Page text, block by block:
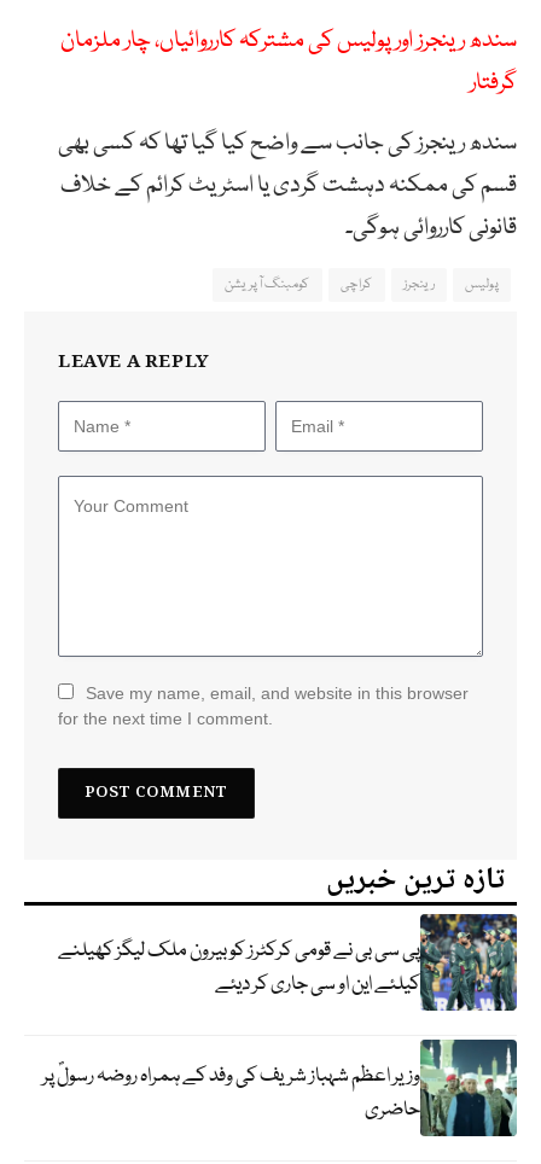
سندھ رینجرز اور پولیس کی مشترکہ کارروائیاں، چار ملزمان
گرفتار
سندھ رینجرز کی جانب سے واضح کیا گیا تھا کہ کسی بھی
قسم کی ممکنہ دہشت گردی یا اسٹریٹ کرائم کے خلاف
قانونی کارروائی ہوگی۔
پولیس رینجرز کراچی کومبنگ آپریشن
LEAVE A REPLY
Save my name, email, and website in this browser
for the next time I comment.
تازہ ترین خبریں
پی سی بی نے قومی کرکٹرز کو بیرون ملک لیگز کھیلنے
کیلئے این او سی جاری کر دیئے
وزیر اعظم شہباز شریف کی وفد کے ہمراہ روضہ رسولؐ پر
حاضری